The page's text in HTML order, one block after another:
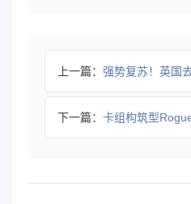
上一篇： 强势复苏！英国去年游
下一篇： 卡组构筑型Roguelike游